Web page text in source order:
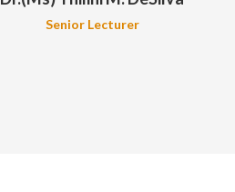
Senior Lecturer